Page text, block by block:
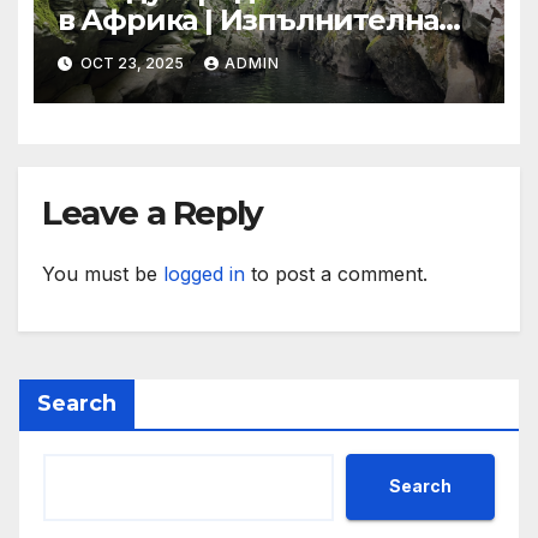
в Африка | Изпълнителна
агенция за насърчаване на
малките и средните
предприятия
OCT 23, 2025 ADMIN
Leave a Reply
You must be logged in to post a comment.
Search
Search